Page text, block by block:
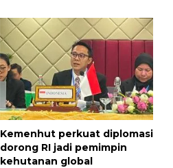
Kemenhut perkuat diplomasi
dorong RI jadi pemimpin
kehutanan global